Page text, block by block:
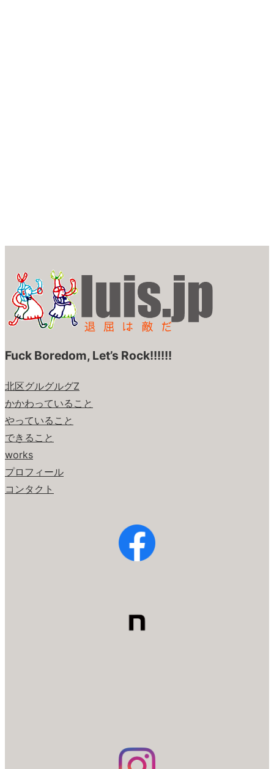
Fuck Boredom, Let’s Rock!!!!!!
北区グルグルグZ
かかわっていること
やっていること
できること
works
プロフィール
コンタクト